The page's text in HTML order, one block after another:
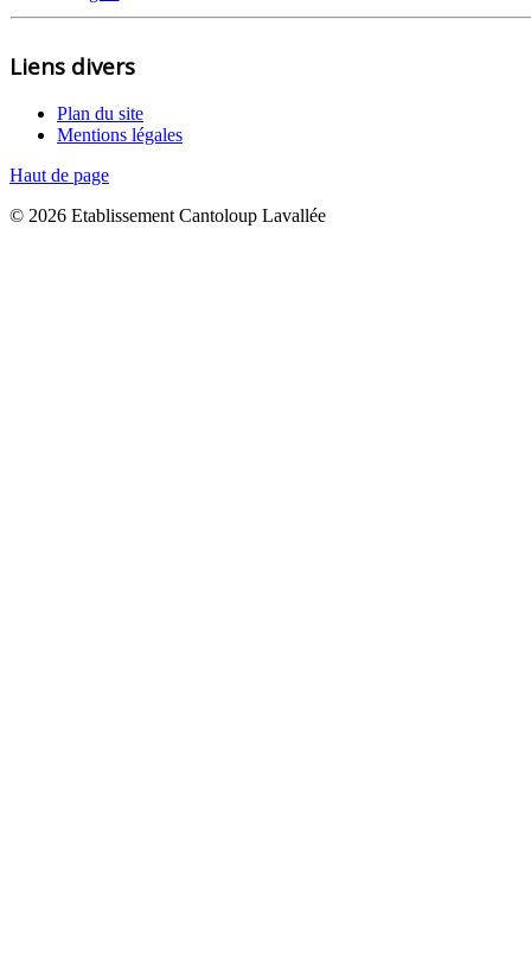
Liens divers
Plan du site
Mentions légales
Haut de page
© 2026 Etablissement Cantoloup Lavallée